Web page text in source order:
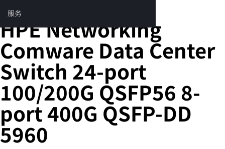
目
录服务
您的购物车目前是空的
前往 HPE 商店浏览、配置和订购。
固定端口 L3 托管以太网交换机
HPE Networking
Comware Data Center
Switch 24-port
100/200G QSFP56 8-
port 400G QSFP-DD
5960